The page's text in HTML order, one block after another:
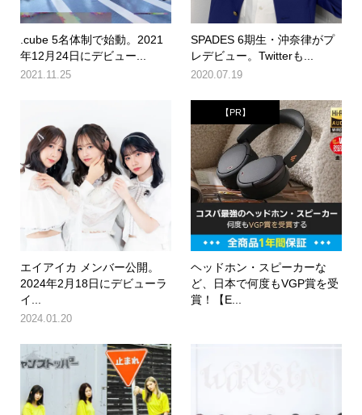
.cube 5名体制で始動。2021
年12月24日にデビュー...
2021.11.25
SPADES 6期生・沖奈律がプ
レデビュー。Twitterも...
2020.07.19
エイアイカ メンバー公開。
2024年2月18日にデビューラ
イ...
2024.01.20
【PR】
ヘッドホン・スピーカーな
ど、日本で何度もVGP賞を受
賞！【E...